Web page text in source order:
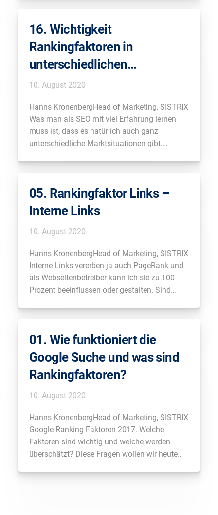
fließt. […]
16. Wichtigkeit
Rankingfaktoren in
unterschiedlichen
Marktsituationen und
10. August 2020
Hanns KronenbergHead of Marketing, SISTRIX
Was man als SEO mit viel Erfahrung lernen
muss ist, dass es natürlich auch ganz
unterschiedliche Marktsituationen gibt.
Bereich unterwegs, wo man wenig […]
05. Rankingfaktor Links –
Interne Links
10. August 2020
Hanns KronenbergHead of Marketing, SISTRIX
Interne Links vererben ja auch PageRank und
als Webseitenbetreiber kann ich sie zu 100
Prozent beeinflussen oder gestalten. Sind
Audisto GmbH Ich denke schon. Also man
muss sich einfach mal vor Augen führen, dass
die […]
01. Wie funktioniert die
Google Suche und was sind
Rankingfaktoren?
10. August 2020
Hanns KronenbergHead of Marketing, SISTRIX
Google Ranking Faktoren 2017. Welche
Faktoren sind wichtig und welche werden
überschätzt? Diese Fragen wollen wir heute